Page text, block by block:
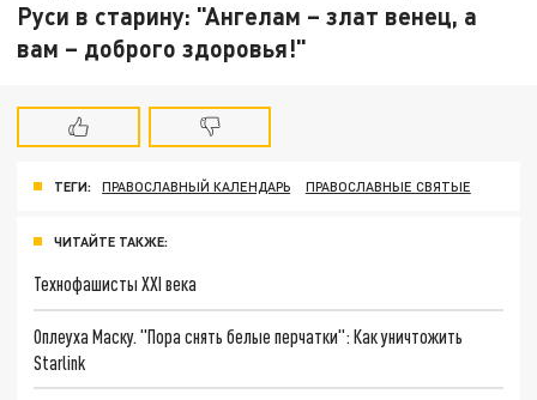
Руси в старину: "Ангелам – злат венец, а
вам – доброго здоровья!"
ТЕГИ: ПРАВОСЛАВНЫЙ КАЛЕНДАРЬ ПРАВОСЛАВНЫЕ СВЯТЫЕ
ЧИТАЙТЕ ТАКЖЕ:
Технофашисты XXI века
Оплеуха Маску. "Пора снять белые перчатки": Как уничтожить
Starlink